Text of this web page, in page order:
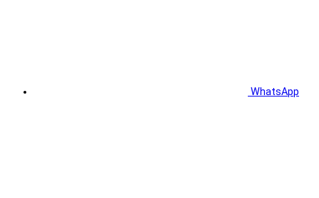
WhatsApp